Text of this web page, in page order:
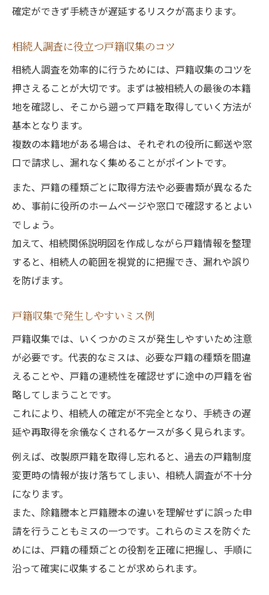
確定ができず手続きが遅延するリスクが高まります。
相続人調査に役立つ戸籍収集のコツ
相続人調査を効率的に行うためには、戸籍収集のコツを
押さえることが大切です。まずは被相続人の最後の本籍
地を確認し、そこから遡って戸籍を取得していく方法が
基本となります。
複数の本籍地がある場合は、それぞれの役所に郵送や窓
口で請求し、漏れなく集めることがポイントです。
また、戸籍の種類ごとに取得方法や必要書類が異なるた
め、事前に役所のホームページや窓口で確認するとよい
でしょう。
加えて、相続関係説明図を作成しながら戸籍情報を整理
すると、相続人の範囲を視覚的に把握でき、漏れや誤り
を防げます。
戸籍収集で発生しやすいミス例
戸籍収集では、いくつかのミスが発生しやすいため注意
が必要です。代表的なミスは、必要な戸籍の種類を間違
えることや、戸籍の連続性を確認せずに途中の戸籍を省
略してしまうことです。
これにより、相続人の確定が不完全となり、手続きの遅
延や再取得を余儀なくされるケースが多く見られます。
例えば、改製原戸籍を取得し忘れると、過去の戸籍制度
変更時の情報が抜け落ちてしまい、相続人調査が不十分
になります。
また、除籍謄本と戸籍謄本の違いを理解せずに誤った申
請を行うこともミスの一つです。これらのミスを防ぐた
めには、戸籍の種類ごとの役割を正確に把握し、手順に
沿って確実に収集することが求められます。